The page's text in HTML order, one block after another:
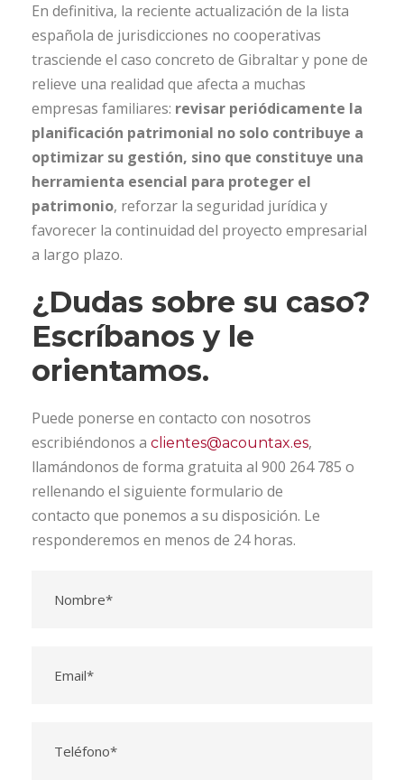
En definitiva, la reciente actualización de la lista
española de jurisdicciones no cooperativas
trasciende el caso concreto de Gibraltar y pone de
relieve una realidad que afecta a muchas
empresas familiares: revisar periódicamente la
planificación patrimonial no solo contribuye a
optimizar su gestión, sino que constituye una
herramienta esencial para proteger el
patrimonio, reforzar la seguridad jurídica y
favorecer la continuidad del proyecto empresarial
a largo plazo.
¿Dudas sobre su caso?
Escríbanos y le
orientamos.
Puede ponerse en contacto con nosotros
escribiéndonos a clientes@acountax.es,
llamándonos de forma gratuita al 900 264 785 o
rellenando el siguiente formulario de
contacto que ponemos a su disposición. Le
responderemos en menos de 24 horas.